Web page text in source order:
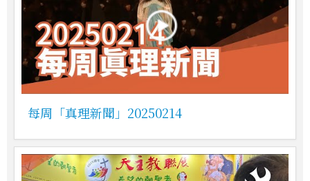
每周「真理新聞」20250214